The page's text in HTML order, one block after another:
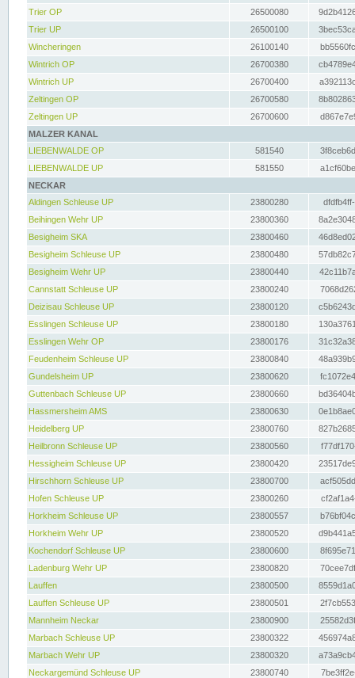
Trier OP
26500080
Trier UP
26500100
Wincheringen
26100140
Wintrich OP
26700380
Wintrich UP
26700400
Zeltingen OP
26700580
Zeltingen UP
26700600
MALZER KANAL
LIEBENWALDE OP
581540
LIEBENWALDE UP
581550
NECKAR
Aldingen Schleuse UP
23800280
Beihingen Wehr UP
23800360
Besigheim SKA
23800460
Besigheim Schleuse UP
23800480
Besigheim Wehr UP
23800440
Cannstatt Schleuse UP
23800240
Deizisau Schleuse UP
23800120
Esslingen Schleuse UP
23800180
Esslingen Wehr OP
23800176
Feudenheim Schleuse UP
23800840
Gundelsheim UP
23800620
Guttenbach Schleuse UP
23800660
Hassmersheim AMS
23800630
Heidelberg UP
23800760
Heilbronn Schleuse UP
23800560
Hessigheim Schleuse UP
23800420
Hirschhorn Schleuse UP
23800700
Hofen Schleuse UP
23800260
Horkheim Schleuse UP
23800557
Horkheim Wehr UP
23800520
Kochendorf Schleuse UP
23800600
Ladenburg Wehr UP
23800820
Lauffen
23800500
Lauffen Schleuse UP
23800501
Mannheim Neckar
23800900
Marbach Schleuse UP
23800322
Marbach Wehr UP
23800320
Neckargemünd Schleuse UP
23800740